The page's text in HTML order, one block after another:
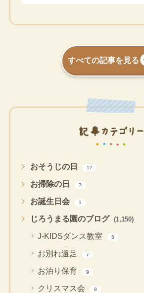
すべての記事を見る
記事カテゴリー
おそうじの日 17
お掃除の日 7
お誕生日会 1
じろうまる園のブログ (1,150)
J-KIDSダンス教室 5
お別れ遠足 7
お泊り保育 9
クリスマス会 8